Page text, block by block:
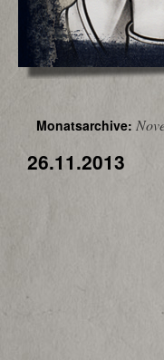
Monatsarchive:
26.11.2013